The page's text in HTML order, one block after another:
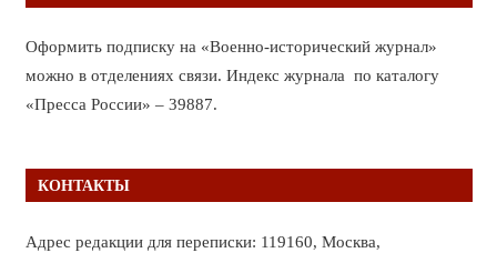
Оформить подписку на «Военно-исторический журнал»
можно в отделениях связи. Индекс журнала по каталогу
«Пресса России» – 39887.
КОНТАКТЫ
Адрес редакции для переписки: 119160, Москва,